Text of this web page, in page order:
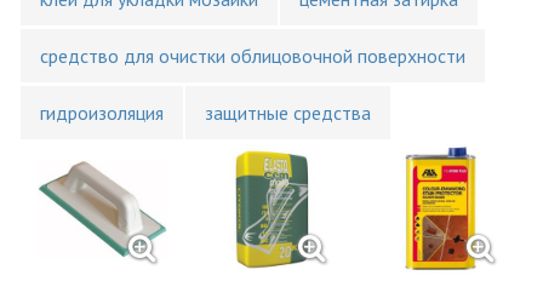
средство для очистки облицовочной поверхности
гидроизоляция защитные средства